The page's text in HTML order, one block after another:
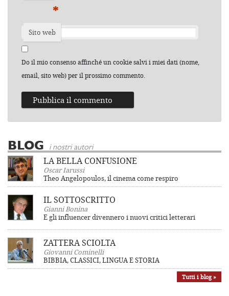
*
Sito web
Do il mio consenso affinché un cookie salvi i miei dati (nome,
email, sito web) per il prossimo commento.
BLOG i nostri autori
LA BELLA CONFUSIONE
Oscar Iarussi
Theo Angelopoulos, il cinema come respiro
IL SOTTOSCRITTO
Gianni Bonina
E gli influencer divennero i nuovi critici letterari
ZATTERA SCIOLTA
Giovanni Cominelli
BIBBIA, CLASSICI, LINGUA E STORIA
Tutti i blog »